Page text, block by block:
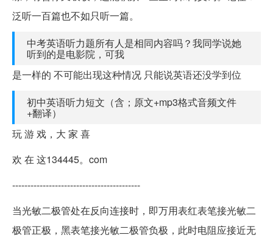
泛听一百篇也不如只听一篇。
中考英语听力题所有人是相同内容吗？我同学说她
听到的是电影院，可我
是一样的 不可能出现这种情况 只能说英语还没学到位
初中英语听力短文（含；原文+mp3格式音频文件
+翻译）
玩 游 戏，大 家 喜
欢 在 这134445。com
------------------------------------------
当光敏二极管处在反向连接时，即万用表红表笔接光敏二
极管正极，黑表笔接光敏二极管负极，此时电阻应接近无